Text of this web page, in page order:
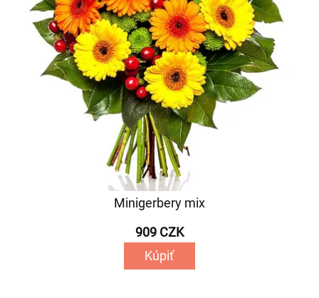
Minigerbery mix
909 CZK
Kúpiť